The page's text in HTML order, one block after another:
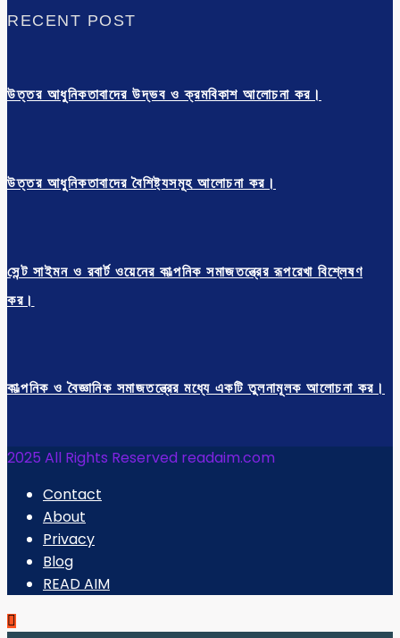
RECENT POST
উত্তর আধুনিকতাবাদের উদ্ভব ও ক্রমবিকাশ আলোচনা কর।
উত্তর আধুনিকতাবাদের বৈশিষ্ট্যসমূহ আলোচনা কর।
সেন্ট সাইমন ও রবার্ট ওয়েনের কাল্পনিক সমাজতন্ত্রের রূপরেখা বিশ্লেষণ
কর।
কাল্পনিক ও বৈজ্ঞানিক সমাজতন্ত্রের মধ্যে একটি তুলনামূলক আলোচনা কর।
2025 All Rights Reserved readaim.com
Contact
About
Privacy
Blog
READ AIM